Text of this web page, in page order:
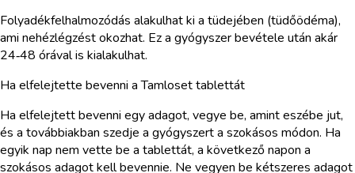
Folyadékfelhalmozódás alakulhat ki a tüdejében (tüdőödéma),
ami nehézlégzést okozhat. Ez a gyógyszer bevétele után akár
24‑48 órával is kialakulhat.
Ha elfelejtette bevenni a Tamloset tablettát
Ha elfelejtett bevenni egy adagot, vegye be, amint eszébe jut,
és a továbbiakban szedje a gyógyszert a szokásos módon. Ha
egyik nap nem vette be a tablettát, a következő napon a
szokásos adagot kell bevennie. Ne vegyen be kétszeres adagot